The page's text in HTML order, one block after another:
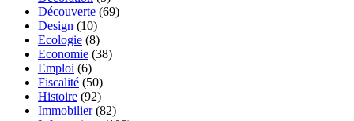
Découverte (69)
Design (10)
Ecologie (8)
Economie (38)
Emploi (6)
Fiscalité (50)
Histoire (92)
Immobilier(82)